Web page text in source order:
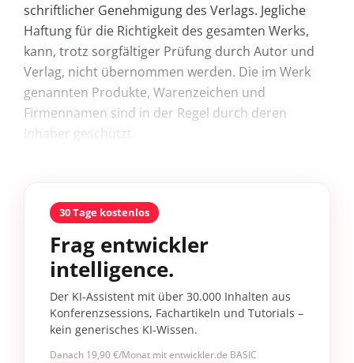
schriftlicher Genehmigung des Verlags. Jegliche
Haftung für die Richtigkeit des gesamten Werks,
kann, trotz sorgfältiger Prüfung durch Autor und
Verlag, nicht übernommen werden. Die im Werk
genannten Produkte, Warenzeichen und
Firmennamen sind in der Regel durch deren
Inhaber geschützt.
30 Tage kostenlos
Frag entwickler
intelligence.
Der KI-Assistent mit über 30.000 Inhalten aus
Konferenzsessions, Fachartikeln und Tutorials –
kein generisches KI-Wissen.
Danach 19,90 €/Monat mit entwickler.de BASIC